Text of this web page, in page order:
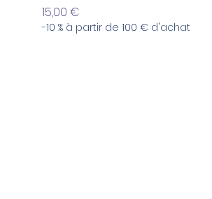
Prix
15,00 €
-10 % à partir de 100 € d'achat